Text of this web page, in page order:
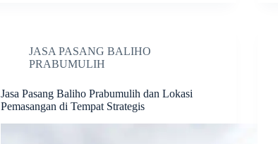
JASA PASANG BALIHO
PRABUMULIH
Jasa Pasang Baliho Prabumulih dan Lokasi
Pemasangan di Tempat Strategis